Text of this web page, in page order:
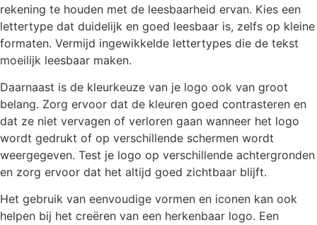
rekening te houden met de leesbaarheid ervan. Kies een
lettertype dat duidelijk en goed leesbaar is, zelfs op kleine
formaten. Vermijd ingewikkelde lettertypes die de tekst
moeilijk leesbaar maken.
Daarnaast is de kleurkeuze van je logo ook van groot
belang. Zorg ervoor dat de kleuren goed contrasteren en
dat ze niet vervagen of verloren gaan wanneer het logo
wordt gedrukt of op verschillende schermen wordt
weergegeven. Test je logo op verschillende achtergronden
en zorg ervoor dat het altijd goed zichtbaar blijft.
Het gebruik van eenvoudige vormen en iconen kan ook
helpen bij het creëren van een herkenbaar logo. Een